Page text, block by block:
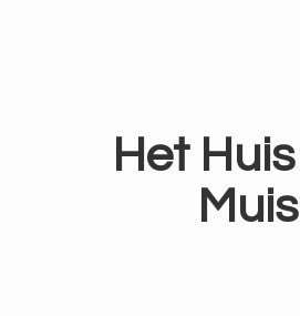
Het Huis
Muis